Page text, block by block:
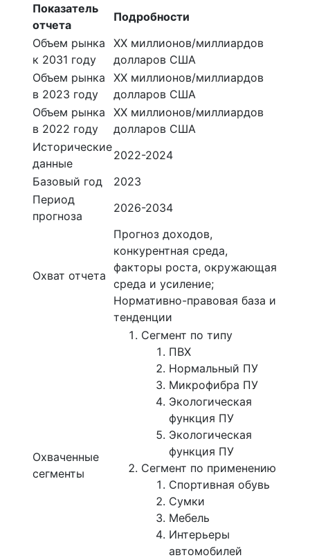
Показатель
отчета
Подробности
Объем рынка
к 2031 году
ХХ миллионов/миллиардов
долларов США
Объем рынка
в 2023 году
ХХ миллионов/миллиардов
долларов США
Объем рынка
в 2022 году
ХХ миллионов/миллиардов
долларов США
Исторические
данные
2022-2024
Базовый год
2023
Период
прогноза
2026-2034
Охват отчета
Прогноз доходов,
конкурентная среда,
факторы роста, окружающая
среда и усиление;
Нормативно-правовая база и
тенденции
Охваченные
сегменты
Сегмент по типу
ПВХ
Нормальный ПУ
Микрофибра ПУ
Экологическая
функция ПУ
Экологическая
функция ПУ
Сегмент по применению
Спортивная обувь
Сумки
Мебель
Интерьеры
автомобилей